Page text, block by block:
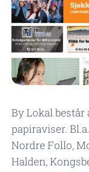
By Lokal består
papiraviser.
Nordre Follo,
Halden,